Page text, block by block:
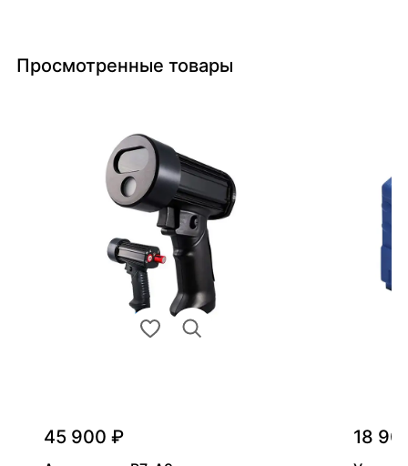
Просмотренные товары
45 900 ₽ 18